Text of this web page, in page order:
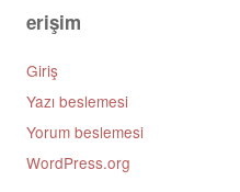
erişim
Giriş
Yazı beslemesi
Yorum beslemesi
WordPress.org